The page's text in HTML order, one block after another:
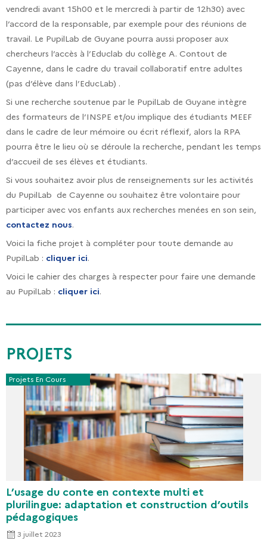
vendredi avant 15h00 et le mercredi à partir de 12h30) avec
l’accord de la responsable, par exemple pour des réunions de
travail. Le PupilLab de Guyane pourra aussi proposer aux
chercheurs l’accès à l’Educlab du collège A. Contout de
Cayenne, dans le cadre du travail collaboratif entre adultes
(pas d’élève dans l’EducLab) .
Si une recherche soutenue par le PupilLab de Guyane intègre
des formateurs de l’INSPE et/ou implique des étudiants MEEF
dans le cadre de leur mémoire ou écrit réflexif, alors la RPA
pourra être le lieu où se déroule la recherche, pendant les temps
d’accueil de ses élèves et étudiants.
Si vous souhaitez avoir plus de renseignements sur les activités
du PupilLab de Cayenne ou souhaitez être volontaire pour
participer avec vos enfants aux recherches menées en son sein,
contactez nous.
Voici la fiche projet à compléter pour toute demande au
PupilLab : cliquer ici.
Voici le cahier des charges à respecter pour faire une demande
au PupilLab : cliquer ici.
PROJETS
Projets En Cours
L’usage du conte en contexte multi et
plurilingue: adaptation et construction d’outils
pédagogiques
3 juillet 2023